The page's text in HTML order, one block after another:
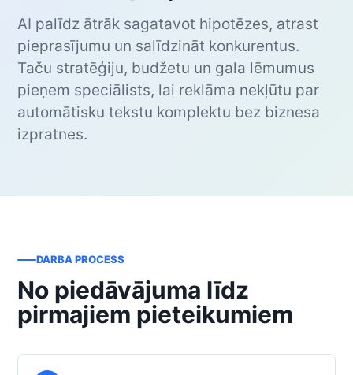
AI palīdz ātrāk sagatavot hipotēzes, atrast
pieprasījumu un salīdzināt konkurentus.
Taču stratēģiju, budžetu un gala lēmumus
pieņem speciālists, lai reklāma nekļūtu par
automātisku tekstu komplektu bez biznesa
izpratnes.
DARBA PROCESS
No piedāvājuma līdz
pirmajiem pieteikumiem